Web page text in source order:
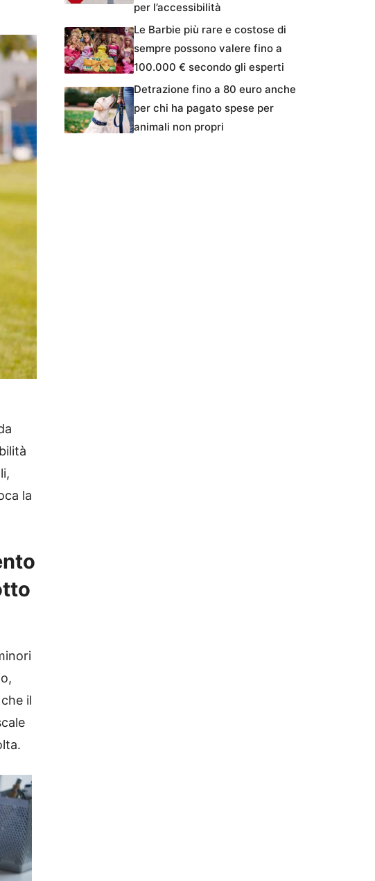
la
il
per l’accessibilità
Le Barbie più rare e costose di
sempre possono valere fino a
100.000 € secondo gli esperti
Detrazione fino a 80 euro anche
per chi ha pagato spese per
animali non propri